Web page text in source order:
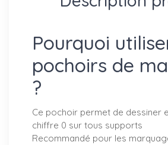
Pourquoi
pochoirs de
?
Ce pochoir permet de dessiner
chiffre 0 sur tous supports
Recommandé pour les